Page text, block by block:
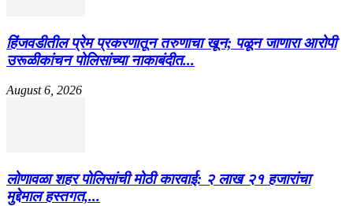
हिंजवडीतील प्रेम प्रकरणातून तरुणाचा खून; पळून जाणारा आरोपी
उरूळीकांचन पोलिसांच्या नाकाबंदीत...
August 6, 2026
लोणावळा शहर पोलिसांची मोठी कारवाई: २ लाख २१ हजारांचा
मुद्देमाल हस्तगत,...